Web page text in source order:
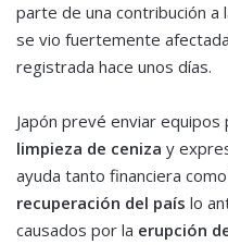
parte de una contribución a
se vio fuertemente
registrada hace unos días.
Japón prevé enviar equipos
limpieza de ceniza y
ayuda tanto financiera
recuperación del país lo
causados por la erupción